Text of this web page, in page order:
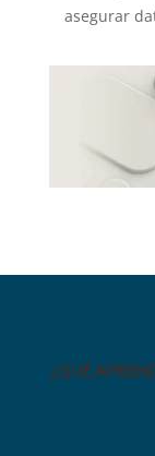
asegurar
¿QUÉ